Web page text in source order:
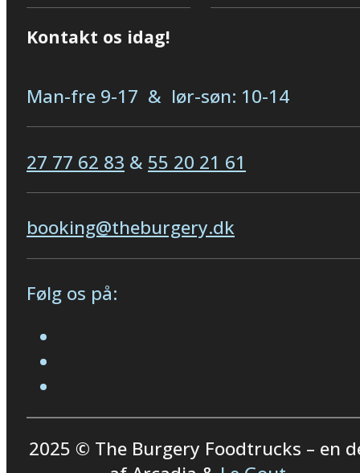
Kontakt os idag!
Man-fre 9-17 & lør-søn: 10-14
27 77 62 83 & 55 20 21 61
booking@theburgery.dk
Følg os på:
2025 © The Burgery Foodtrucks – en